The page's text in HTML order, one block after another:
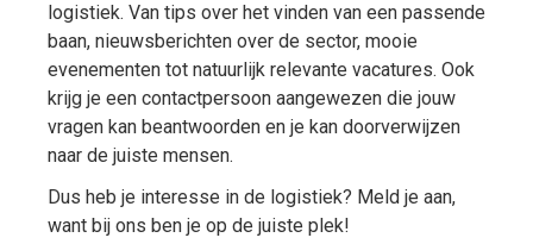
logistiek. Van tips over het vinden van een passende
baan, nieuwsberichten over de sector, mooie
evenementen tot natuurlijk relevante vacatures. Ook
krijg je een contactpersoon aangewezen die jouw
vragen kan beantwoorden en je kan doorverwijzen
naar de juiste mensen.
Dus heb je interesse in de logistiek? Meld je aan,
want bij ons ben je op de juiste plek!